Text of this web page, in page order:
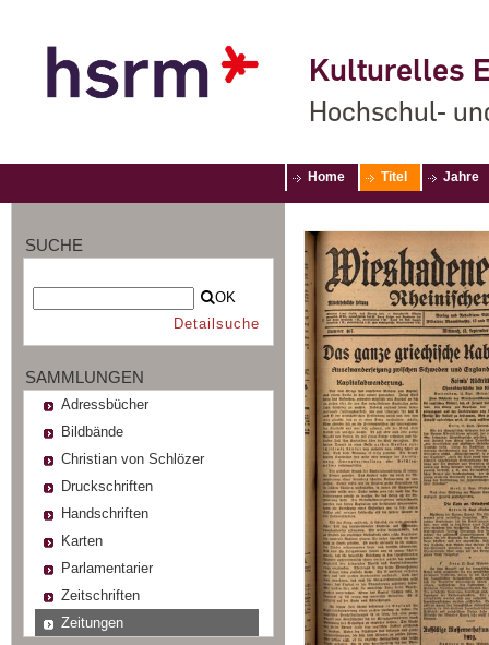
Kulturelles
Hochschul-
Home Titel Jahre
SUCHE
OK
Detailsuche
SAMMLUNGEN
Adressbücher
Bildbände
Christian von Schlözer
Druckschriften
Handschriften
Karten
Parlamentarier
Zeitschriften
Zeitungen